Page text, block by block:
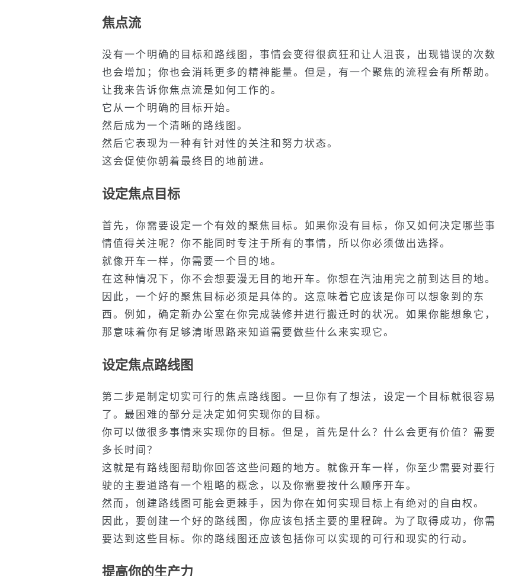
焦点流
没有一个明确的目标和路线图，事情会变得很疯狂和让人沮丧，出现错误的次数
也会增加；你也会消耗更多的精神能量。但是，有一个聚焦的流程会有所帮助。
让我来告诉你焦点流是如何工作的。
它从一个明确的目标开始。
然后成为一个清晰的路线图。
然后它表现为一种有针对性的关注和努力状态。
这会促使你朝着最终目的地前进。
设定焦点目标
首先，你需要设定一个有效的聚焦目标。如果你没有目标，你又如何决定哪些事
情值得关注呢？你不能同时专注于所有的事情，所以你必须做出选择。
就像开车一样，你需要一个目的地。
在这种情况下，你不会想要漫无目的地开车。你想在汽油用完之前到达目的地。
因此，一个好的聚焦目标必须是具体的。这意味着它应该是你可以想象到的东
西。例如，确定新办公室在你完成装修并进行搬迁时的状况。如果你能想象它，
那意味着你有足够清晰思路来知道需要做些什么来实现它。
设定焦点路线图
第二步是制定切实可行的焦点路线图。一旦你有了想法，设定一个目标就很容易
了。最困难的部分是决定如何实现你的目标。
你可以做很多事情来实现你的目标。但是，首先是什么？什么会更有价值？需要
多长时间？
这就是有路线图帮助你回答这些问题的地方。就像开车一样，你至少需要对要行
驶的主要道路有一个粗略的概念，以及你需要按什么顺序开车。
然而，创建路线图可能会更棘手，因为你在如何实现目标上有绝对的自由权。
因此，要创建一个好的路线图，你应该包括主要的里程碑。为了取得成功，你需
要达到这些目标。你的路线图还应该包括你可以实现的可行和现实的行动。
提高你的生产力